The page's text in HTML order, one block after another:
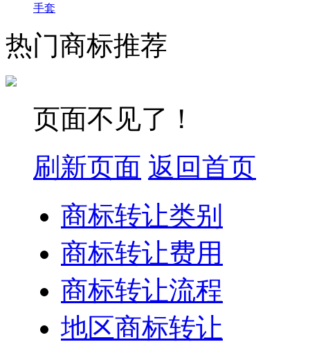
手套
热门商标推荐
页面不见了！
刷新页面 返回首页
商标转让类别
商标转让费用
商标转让流程
地区商标转让